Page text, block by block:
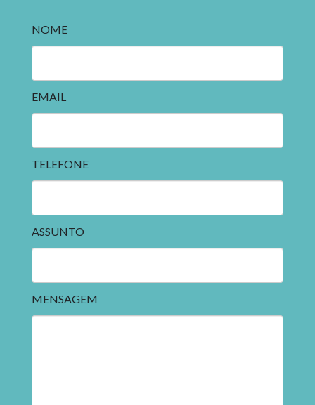
NOME
EMAIL
TELEFONE
ASSUNTO
MENSAGEM